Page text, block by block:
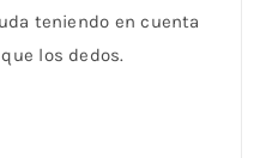
teniendo en cuenta
los dedos.